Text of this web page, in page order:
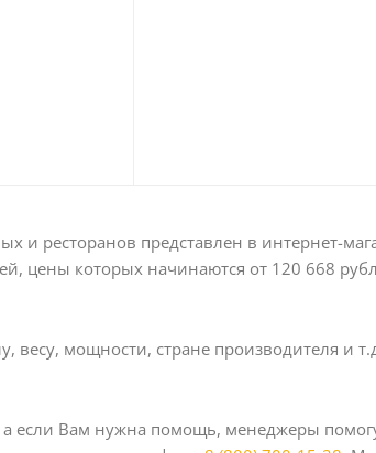
и ресторанов представлен в интернет-
цены которых начинаются от 120 668
весу, мощности, стране производителя и
если Вам нужна помощь, менеджеры